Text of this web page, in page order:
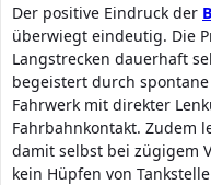
Der positive Eindruck der
überwiegt eindeutig. Die
Langstrecken dauerhaft
begeistert durch
Fahrwerk mit direkter
Fahrbahnkontakt. Zudem
damit selbst bei zügigem
kein Hüpfen von